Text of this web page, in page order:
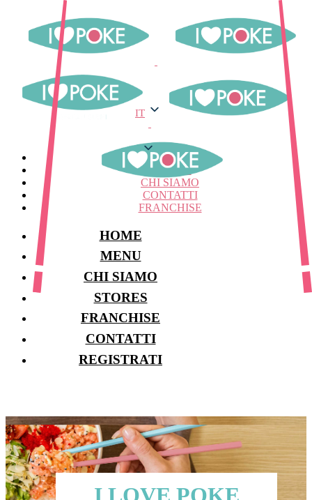
IT
MENU
STORES
CHI SIAMO
CONTATTI
FRANCHISE
HOME
MENU
CHI SIAMO
STORES
FRANCHISE
CONTATTI
REGISTRATI